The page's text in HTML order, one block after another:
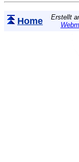
Home
Erstellt